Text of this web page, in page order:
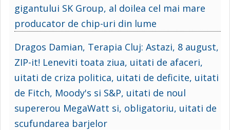
gigantului SK Group, al doilea cel mai mare
producator de chip-uri din lume
Dragos Damian, Terapia Cluj: Astazi, 8 august,
ZIP-it! Leneviti toata ziua, uitati de afaceri,
uitati de criza politica, uitati de deficite, uitati
de Fitch, Moody's si S&P, uitati de noul
supererou MegaWatt si, obligatoriu, uitati de
scufundarea barjelor